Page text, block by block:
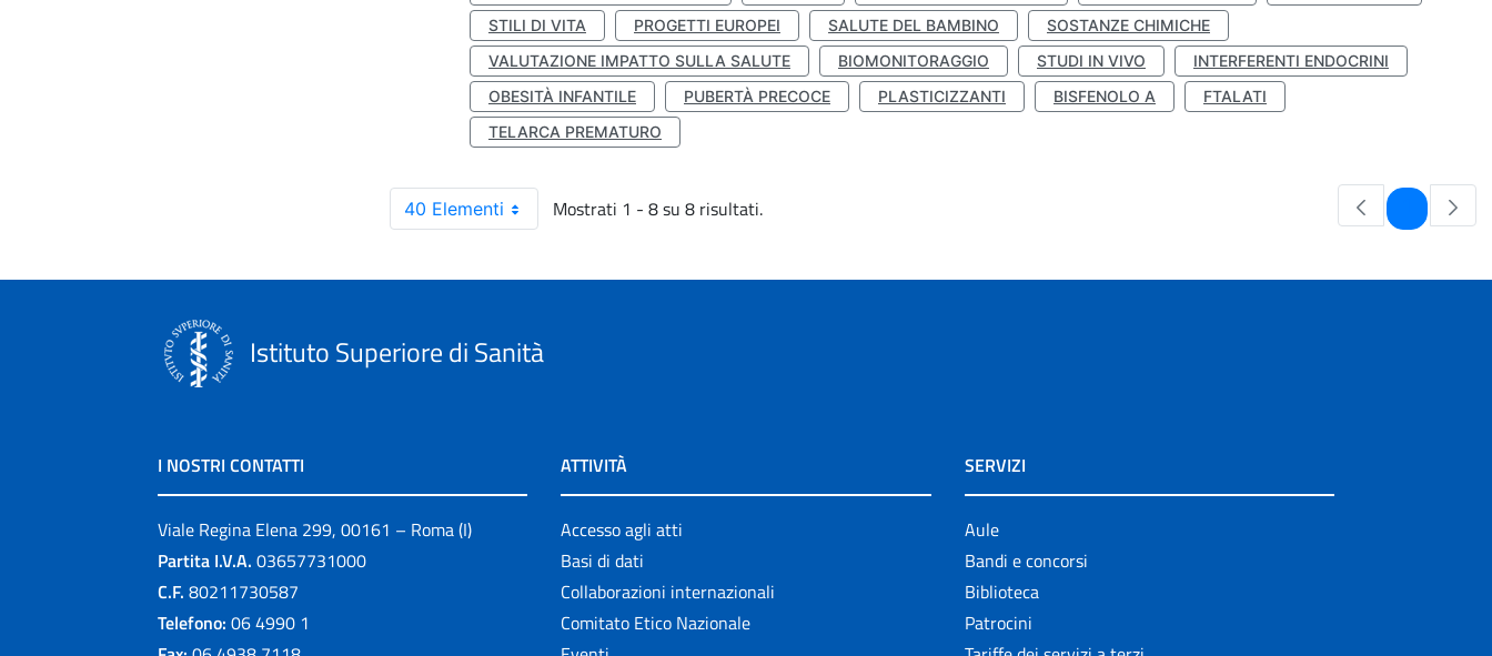
STILI DI VITA
PROGETTI EUROPEI SALUTE DEL BAMBINO
SOSTANZE CHIMICHE
VALUTAZIONE IMPATTO SULLA SALUTE
BIOMONITORAGGIO STUDI IN VIVO
INTERFERENTI ENDOCRINI
OBESITÀ INFANTILE
PUBERTÀ PRECOCE PLASTICIZZANTI BISFENOLO A
FTALATI
TELARCA PREMATURO
40 Elementi Mostrati 1 - 8 su 8 risultati. Pagina
Istituto Superiore di Sanità
I NOSTRI CONTATTI
Viale Regina Elena 299, 00161 – Roma (I)
Partita I.V.A. 03657731000
C.F. 80211730587
Telefono: 06 4990 1
ATTIVITÀ
Accesso agli atti
Basi di dati
Collaborazioni internazionali
Comitato Etico Nazionale
SERVIZI
Aule
Bandi e concorsi
Biblioteca
Patrocini